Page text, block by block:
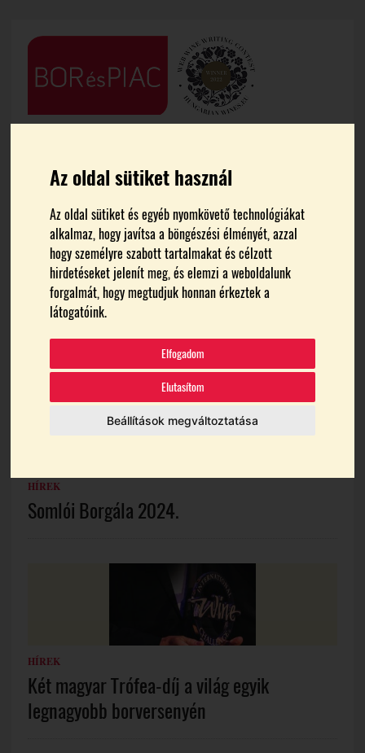
Az oldal sütiket használ
Az oldal sütiket és egyéb nyomkövető technológiákat
alkalmaz, hogy javítsa a böngészési élményét, azzal
hogy személyre szabott tartalmakat és célzott
hirdetéseket jelenít meg, és elemzi a weboldalunk
forgalmát, hogy megtudjuk honnan érkeztek a
látogatóink.
Elfogadom
Elutasítom
Beállítások megváltoztatása
FŐOLDAL INTERNATIONAL WINE CHALLENGE
international wine
challenge
HÍREK
Somlói Borgála 2024.
HÍREK
Két magyar Trófea-díj a világ egyik
legnagyobb borversenyén